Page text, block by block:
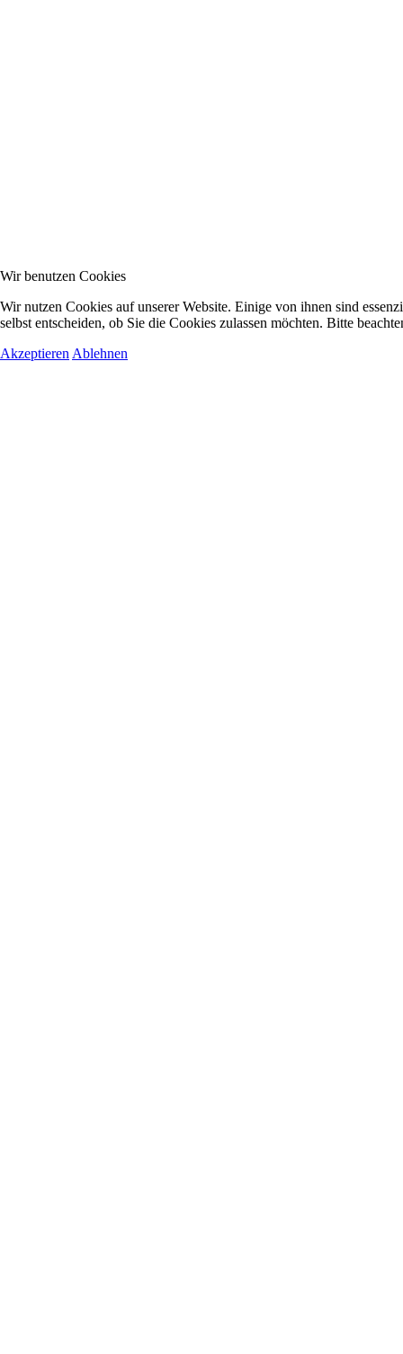
Wir benutzen Cookies
Wir nutzen Cookies auf unserer Website. Einige von ihnen sind
selbst entscheiden, ob Sie die Cookies zulassen möchten. Bitte
Akzeptieren Ablehnen